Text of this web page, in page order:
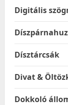
Digitális
Dísztárcsák
Divat &
Dokkoló